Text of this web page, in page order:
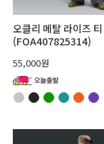
오클리 메탈 라이즈 티
(FOA407825314)
55,000원